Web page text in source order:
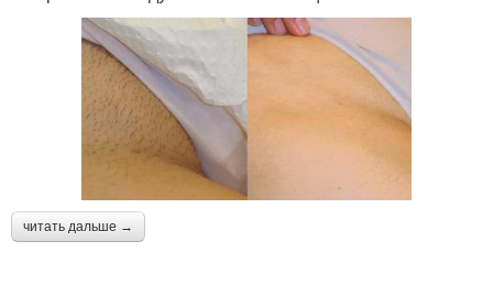
читать дальше →